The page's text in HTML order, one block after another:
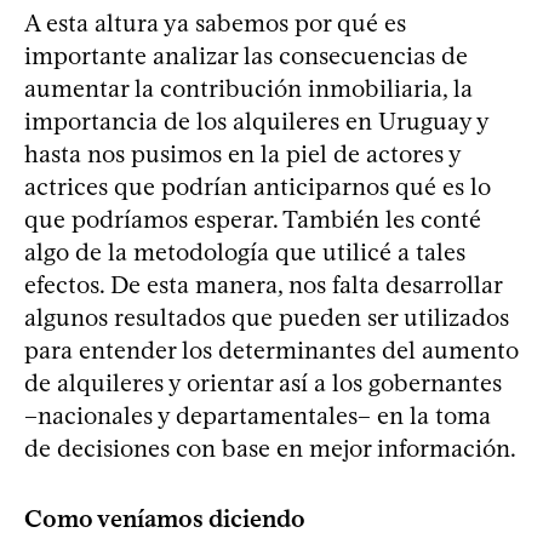
A esta altura ya sabemos por qué es
importante analizar las consecuencias de
aumentar la contribución inmobiliaria, la
importancia de los alquileres en Uruguay y
hasta nos pusimos en la piel de actores y
actrices que podrían anticiparnos qué es lo
que podríamos esperar. También les conté
algo de la metodología que utilicé a tales
efectos. De esta manera, nos falta desarrollar
algunos resultados que pueden ser utilizados
para entender los determinantes del aumento
de alquileres y orientar así a los gobernantes
–nacionales y departamentales– en la toma
de decisiones con base en mejor información.
Como veníamos diciendo